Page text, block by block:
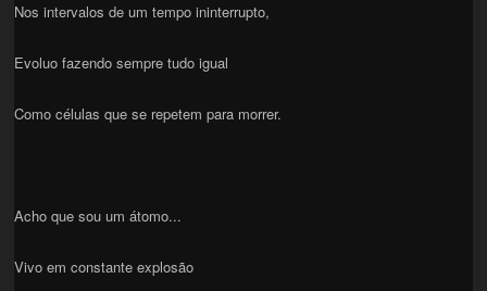
Nos intervalos de um tempo ininterrupto,
Evoluo fazendo sempre tudo igual
Como células que se repetem para morrer.
Acho que sou um átomo...
Vivo em constante explosão